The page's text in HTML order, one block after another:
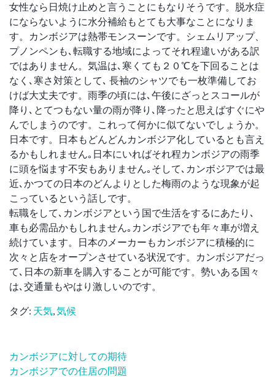
女性なら日焼け止めと言うことにもなりそうです。脱水症
にならないように水分補給もとても大事なことになりま
す。カンボジアは熱帯モンスーンです。シェムリアップ、
プノンペンも､転職する地域によってそれ程違いがある訳
ではありません。気温は､寒くても２０℃を下回ることは
なく､寒さ対策として､ 長袖のシャツでも一枚準備してお
けば大丈夫です。雨季の頃には､午後にざっとスコールが
降り､とてつもない量の雨が降り､降ったと思えばすぐにや
んでしまうのです。これって何かに似てないでしょうか。
日本です。日本もどんどんカンボジア化しているとも言え
るかもしれません｡日本にいればそれ程カンボジアの雨季
に頭を悩ます不安もありません｡そして､カンボジアでは最
近､かつての日本のどんよりとした梅雨のような現象が起
こっているという話しです。
転職をして､カンボジアという国で生活をするにあたり､
車も必需品かもしれません｡カンボジアでも年々車が増え
続けています。日本のメーカーもカンボジアに積極的に
次々と店をオープンさせている状況です。カンボジアだっ
て､日本の新車を購入することが可能です。勢いある国々
は､交通量もやはり激しいのです。
タグ: 天気,気候
投
稿
カンボジアに対しての期待
カンボジアでの住居の問題